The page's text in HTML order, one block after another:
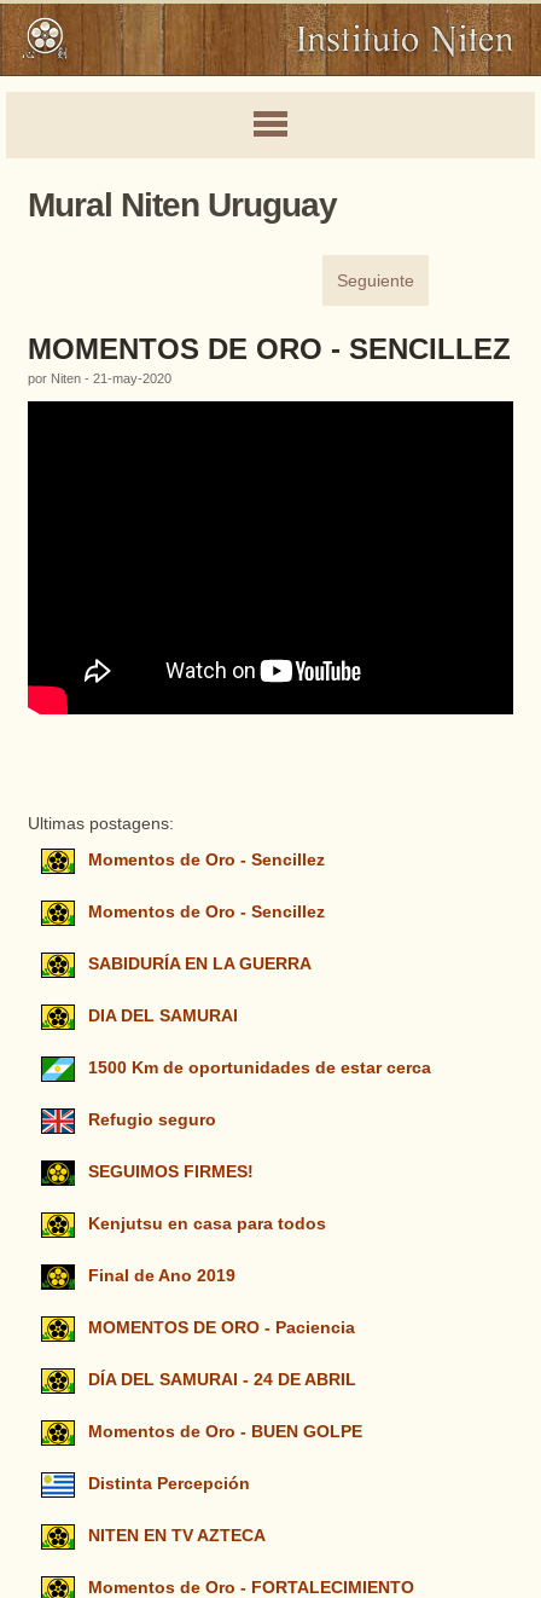
Mural Niten Uruguay
Seguiente
MOMENTOS DE ORO - SENCILLEZ
por Niten - 21-may-2020
Ultimas postagens:
Momentos de Oro - Sencillez
Momentos de Oro - Sencillez
SABIDURÍA EN LA GUERRA
DIA DEL SAMURAI
1500 Km de oportunidades de estar cerca
Refugio seguro
SEGUIMOS FIRMES!
Kenjutsu en casa para todos
Final de Ano 2019
MOMENTOS DE ORO - Paciencia
DÍA DEL SAMURAI - 24 DE ABRIL
Momentos de Oro - BUEN GOLPE
Distinta Percepción
NITEN EN TV AZTECA
Momentos de Oro - FORTALECIMIENTO